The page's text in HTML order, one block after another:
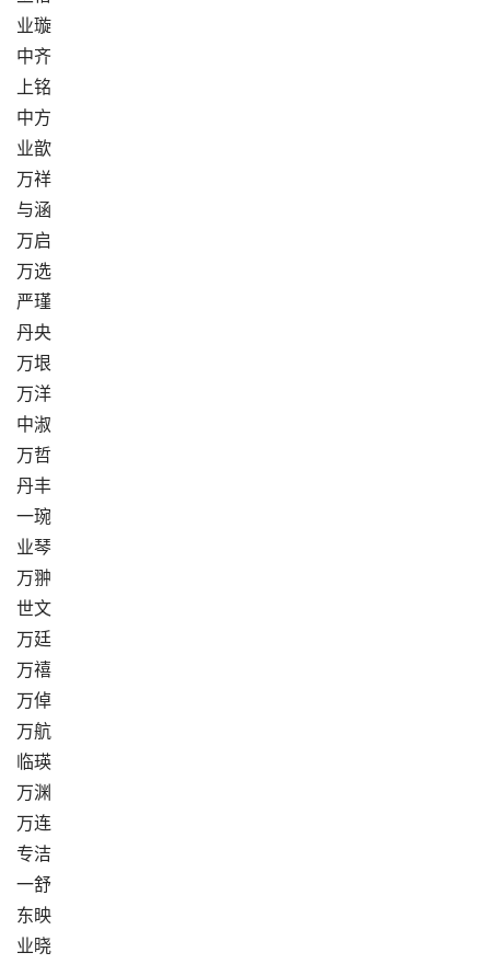
业璇
中齐
上铭
中方
业歆
万祥
与涵
万启
万选
严瑾
丹央
万垠
万洋
中淑
万哲
丹丰
一琬
业琴
万翀
世文
万廷
万禧
万倬
万航
临瑛
万渊
万连
专洁
一舒
东映
业晓